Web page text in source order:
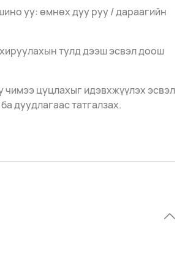
уу: өмнөх дуу руу / дараагийн
тулд дээш эсвэл доош
чимээ цуцлахыг идэвхжүүлэх эсвэл
дуудлагаас татгалзах.